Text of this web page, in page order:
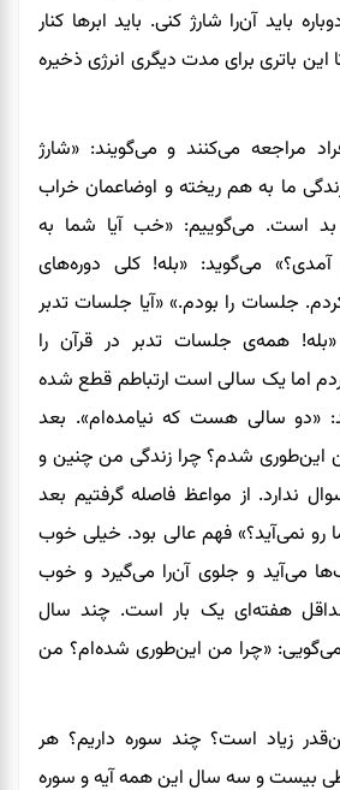
باید آن‌را شارژ کنی. باید ابرها کنار
این باتری برای مدت دیگری انرژی ذخیره
مراجعه می‌کنند و می‌گویند: «شارژ
ما به‌ هم‌ ریخته و اوضاعمان خراب
است. می‌گوییم: «خب آیا شما به
می‌گوید: «بله! کلی دوره‌های
جلسات را بودم.» «آیا جلسات تدبر
همه‌ی جلسات تدبر در قرآن را
اما یک سالی است ارتباطم قطع شده
«دو سالی هست که نیامده‌ام». بعد
این‌طوری شدم؟ چرا زندگی‌ من چنین و
ندارد. از مواعظ فاصله گرفتیم بعد
رو نمی‌آید؟» فهم عالی بود. خیلی خوب
می‌آید و جلوی آن‌را می‌گیرد و خوب
هفته‌ای یک بار است. چند سال
«چرا من این‌طوری شده‌ام؟ من
زیاد است؟ چند سوره داریم؟ هر
طی بیست و سه سال این‌ همه آیه و سوره